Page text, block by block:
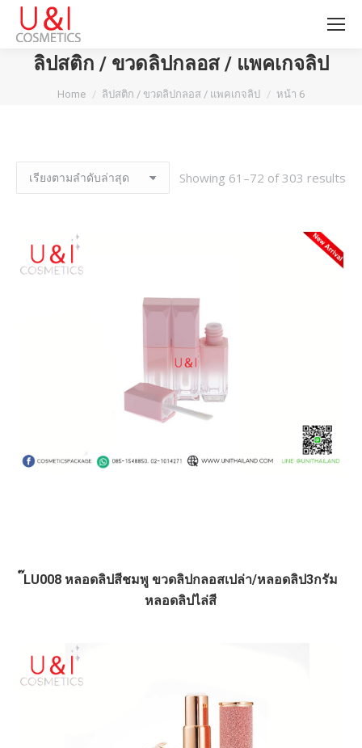
ลิปสติก / ขวดลิปกลอส / แพคเกจลิป
You are here:
Home ลิปสติก / ขวดลิปกลอส / แพคเกจลิป หน้า 6
Showing 61–72 of 303 results
๊LU008 หลอดลิปสีชมพู ขวดลิปกลอสเปล่า/หลอดลิป3กรัม
หลอดลิปไล่สี